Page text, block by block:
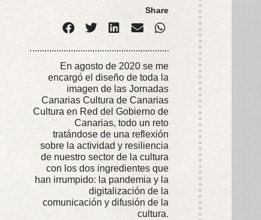
Share
En agosto de 2020 se me
encargó el diseño de toda la
imagen de las Jornadas
Canarias Cultura de Canarias
Cultura en Red del Gobierno de
Canarias, todo un reto
tratándose de una reflexión
sobre la actividad y resiliencia
de nuestro sector de la cultura
con los dos ingredientes que
han irrumpido: la pandemia y la
digitalización de la
comunicación y difusión de la
cultura.